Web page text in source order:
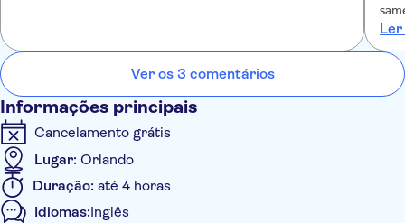
oferecer!
Ver os 3 comentários
Informações principais
Cancelamento grátis
Lugar: Orlando
Duração: até 4 horas
Idiomas:Inglês